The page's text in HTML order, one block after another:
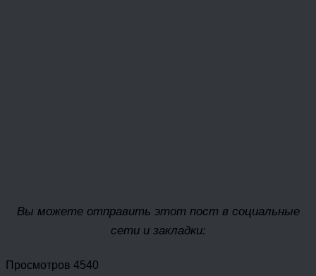
Вы можете отправить этот пост в социальные
сети и закладки:
Просмотров 4540